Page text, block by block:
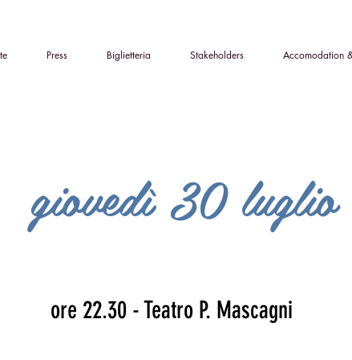
Press Biglietteria Stakeholders Accomodation
giovedì 30 luglio
ore 22.30 - Teatro P. Mascagni